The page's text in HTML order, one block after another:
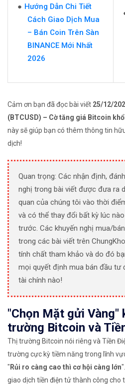
Hướng Dẫn Chi Tiết
Cách Giao Dịch Mua
– Bán Coin Trên Sàn
BINANCE Mới Nhất
2026
Cảm ơn bạn đã đọc bài viết 25/12/
(BTCUSD) – Cờ tăng giá Bitcoin
này sẽ giúp bạn có thêm thông tin
dịch!
Quan trọng: Các nhận định,
nghị trong bài viết được đưa ra
quan của chúng tôi vào thời
và có thể thay đổi bất kỳ lúc
trước. Các khuyến nghị mua/
trong các bài viết trên
tính chất tham khảo và do đó
mọi quyết định mua bán đầu tư
tài chính nào!
"Chọn Mặt gửi Vàng"
trường Bitcoin và
Thị trường Bitcoin nói riêng và Tiền
trường cực kỳ tiềm năng trong lĩnh
" Rủi ro càng cao thì cơ hội càng lớn
giao dịch tiền điện tử thành công cho